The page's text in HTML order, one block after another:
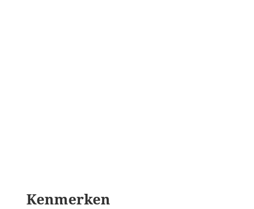
Kenmerken